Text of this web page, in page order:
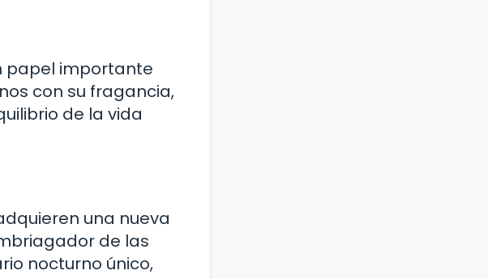
papel importante
con su fragancia,
de la vida
una nueva
de las
nocturno único,